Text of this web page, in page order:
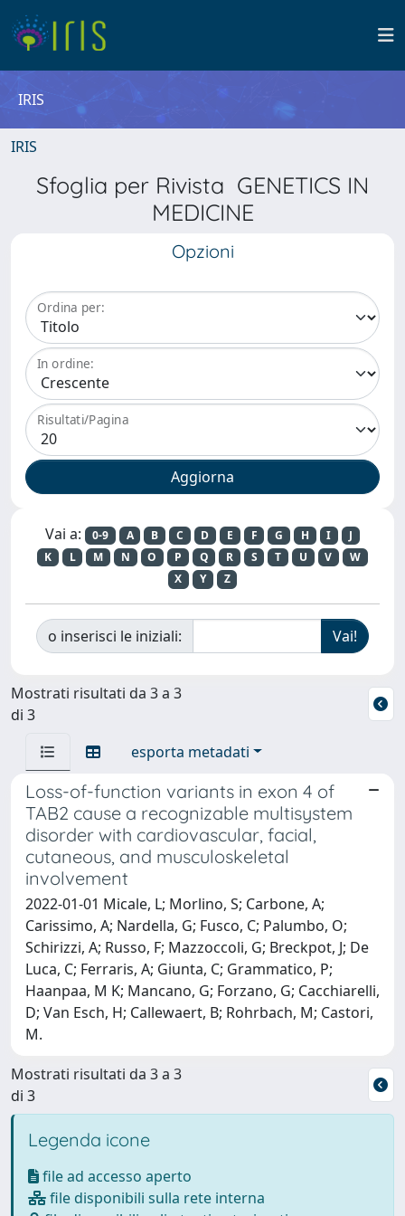
IRIS
IRIS
Sfoglia per Rivista GENETICS IN
MEDICINE
Opzioni
Ordina per:
In ordine:
Risultati/Pagina
Vai a: 0-9 A B C D E F G H I
J
K
L M N O P Q R S T U V
W
X
Y Z
o inserisci le iniziali:
Mostrati risultati da 3 a 3
di 3
esporta metadati
Loss-of-function variants in exon 4 of
TAB2 cause a recognizable multisystem
disorder with cardiovascular, facial,
cutaneous, and musculoskeletal
involvement
2022-01-01 Micale, L; Morlino, S; Carbone, A;
Carissimo, A; Nardella, G; Fusco, C; Palumbo, O;
Schirizzi, A; Russo, F; Mazzoccoli, G; Breckpot, J; De
Luca, C; Ferraris, A; Giunta, C; Grammatico, P;
Haanpaa, M K; Mancano, G; Forzano, G; Cacchiarelli,
D; Van Esch, H; Callewaert, B; Rohrbach, M; Castori,
M.
Mostrati risultati da 3 a 3
di 3
Legenda icone
file ad accesso aperto
file disponibili sulla rete interna